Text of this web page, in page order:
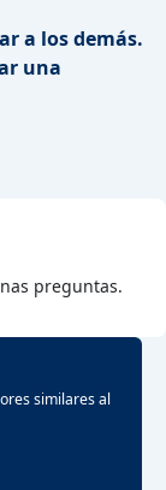
a los demás.
una
preguntas.
similares al